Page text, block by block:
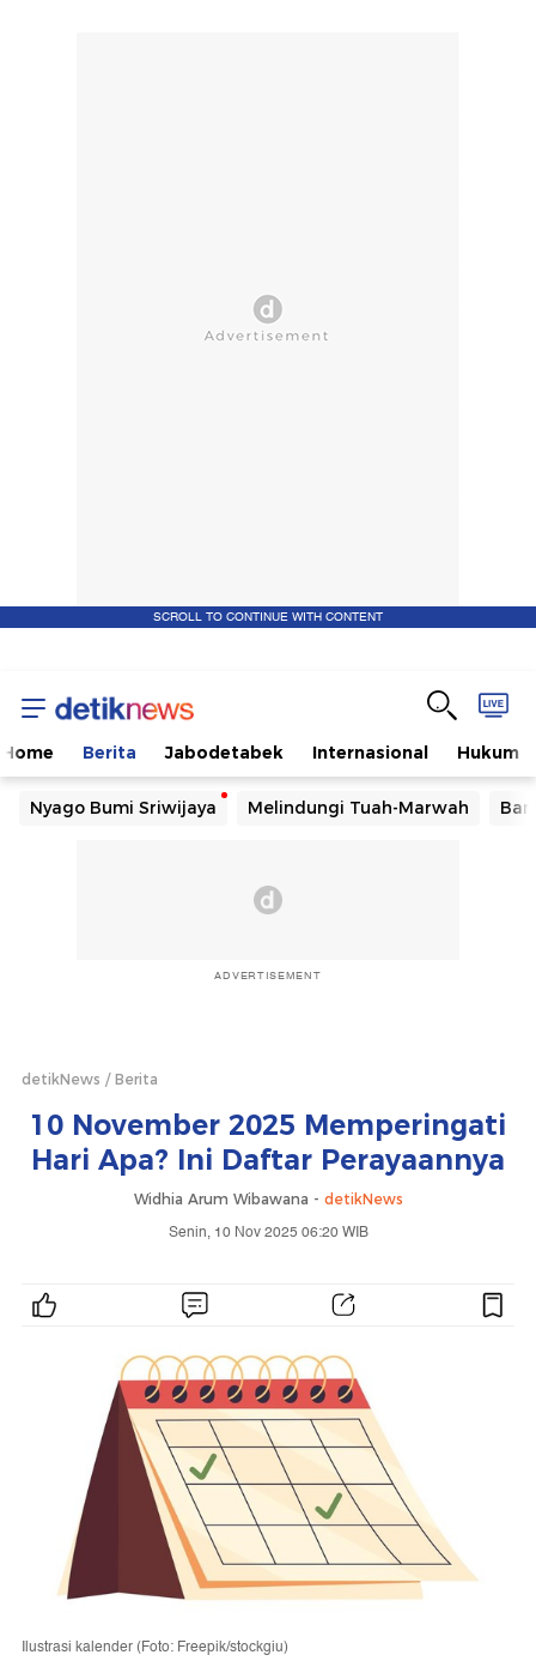
SCROLL TO CONTINUE WITH CONTENT
Home Berita Jabodetabek Internasional Hukum
Nyago Bumi Sriwijaya Melindungi Tuah-Marwah
ADVERTISEMENT
detikNews Berita
10 November 2025 Memperingati
Hari Apa? Ini Daftar Perayaannya
Widhia Arum Wibawana - detikNews
Senin, 10 Nov 2025 06:20 WIB
Ilustrasi kalender (Foto: Freepik/stockgiu)